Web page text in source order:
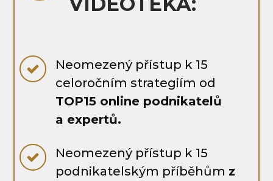
Neomezený přístup k 15
celoročním strategiím od
TOP15 online podnikatelů
a expertů.
Neomezený přístup k 15
podnikatelským příběhům z